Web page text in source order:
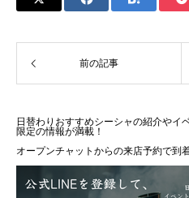
前の記事
日替わりおすすめシーシャの紹介やイ
限定の情報が満載！
オープンチャットからの来店予約で到